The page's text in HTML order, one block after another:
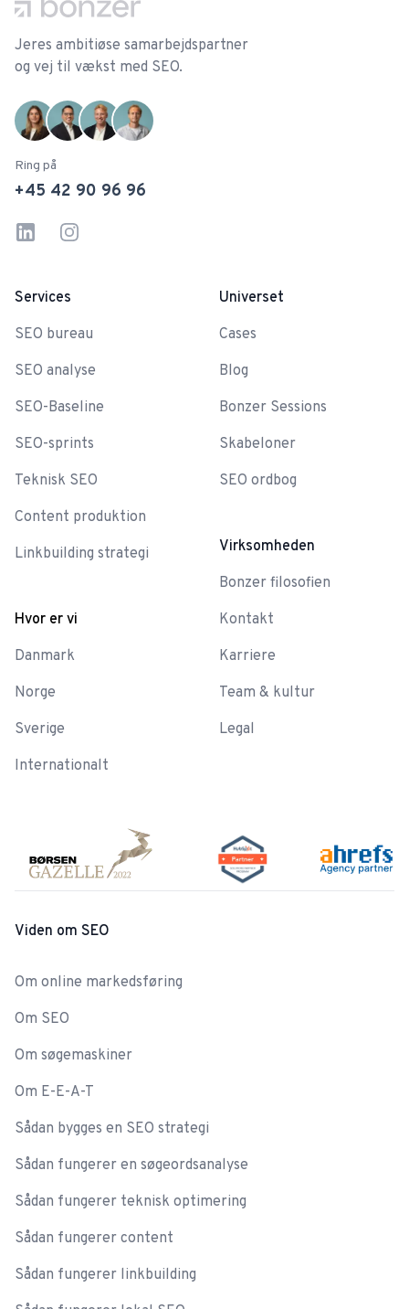
Jeres ambitiøse samarbejdspartner
og vej til vækst med SEO.
Ring på
+45 42 90 96 96
LinkedinInstagram
Services
SEO bureau
SEO analyse
SEO-Baseline
SEO-sprints
Teknisk SEO
Content produktion
Linkbuilding strategi
Hvor er vi
Danmark
Norge
Sverige
Internationalt
Universet
Cases
Blog
Bonzer Sessions
Skabeloner
SEO ordbog
Virksomheden
Bonzer filosofien
Kontakt
Karriere
Team & kultur
Legal
Viden om SEO
Om online markedsføring
Om SEO
Om søgemaskiner
Om E-E-A-T
Sådan bygges en SEO strategi
Sådan fungerer en søgeordsanalyse
Sådan fungerer teknisk optimering
Sådan fungerer content
Sådan fungerer linkbuilding